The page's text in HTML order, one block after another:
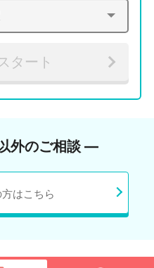
タート
外のご相談 ―
はこちら